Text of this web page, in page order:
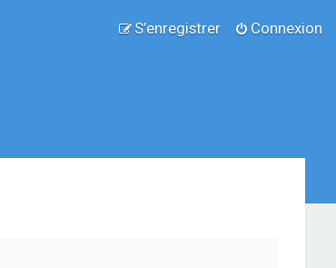
Connexion
S’enregistrer